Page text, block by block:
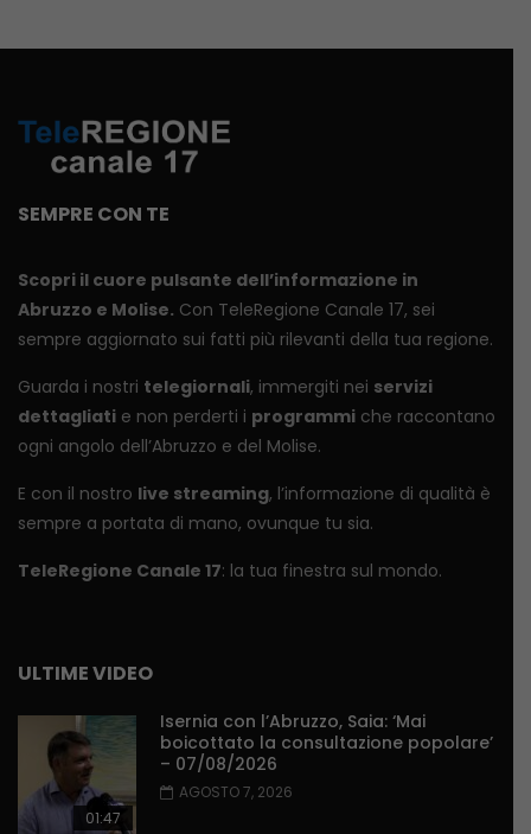
SEMPRE CON TE
Scopri il cuore pulsante dell’informazione in
Abruzzo e Molise. Con TeleRegione Canale 17, sei
sempre aggiornato sui fatti più rilevanti della tua regione.
Guarda i nostri telegiornali, immergiti nei servizi
dettagliati e non perderti i programmi che raccontano
ogni angolo dell’Abruzzo e del Molise.
E con il nostro live streaming, l’informazione di qualità è
sempre a portata di mano, ovunque tu sia.
TeleRegione Canale 17: la tua finestra sul mondo.
ULTIME VIDEO
01:47
Isernia con l’Abruzzo, Saia: ‘Mai
boicottato la consultazione popolare’
– 07/08/2026
AGOSTO 7, 2026